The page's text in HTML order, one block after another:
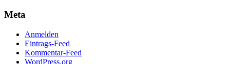
Meta
Anmelden
Eintrags-Feed
Kommentar-Feed
WordPress.org